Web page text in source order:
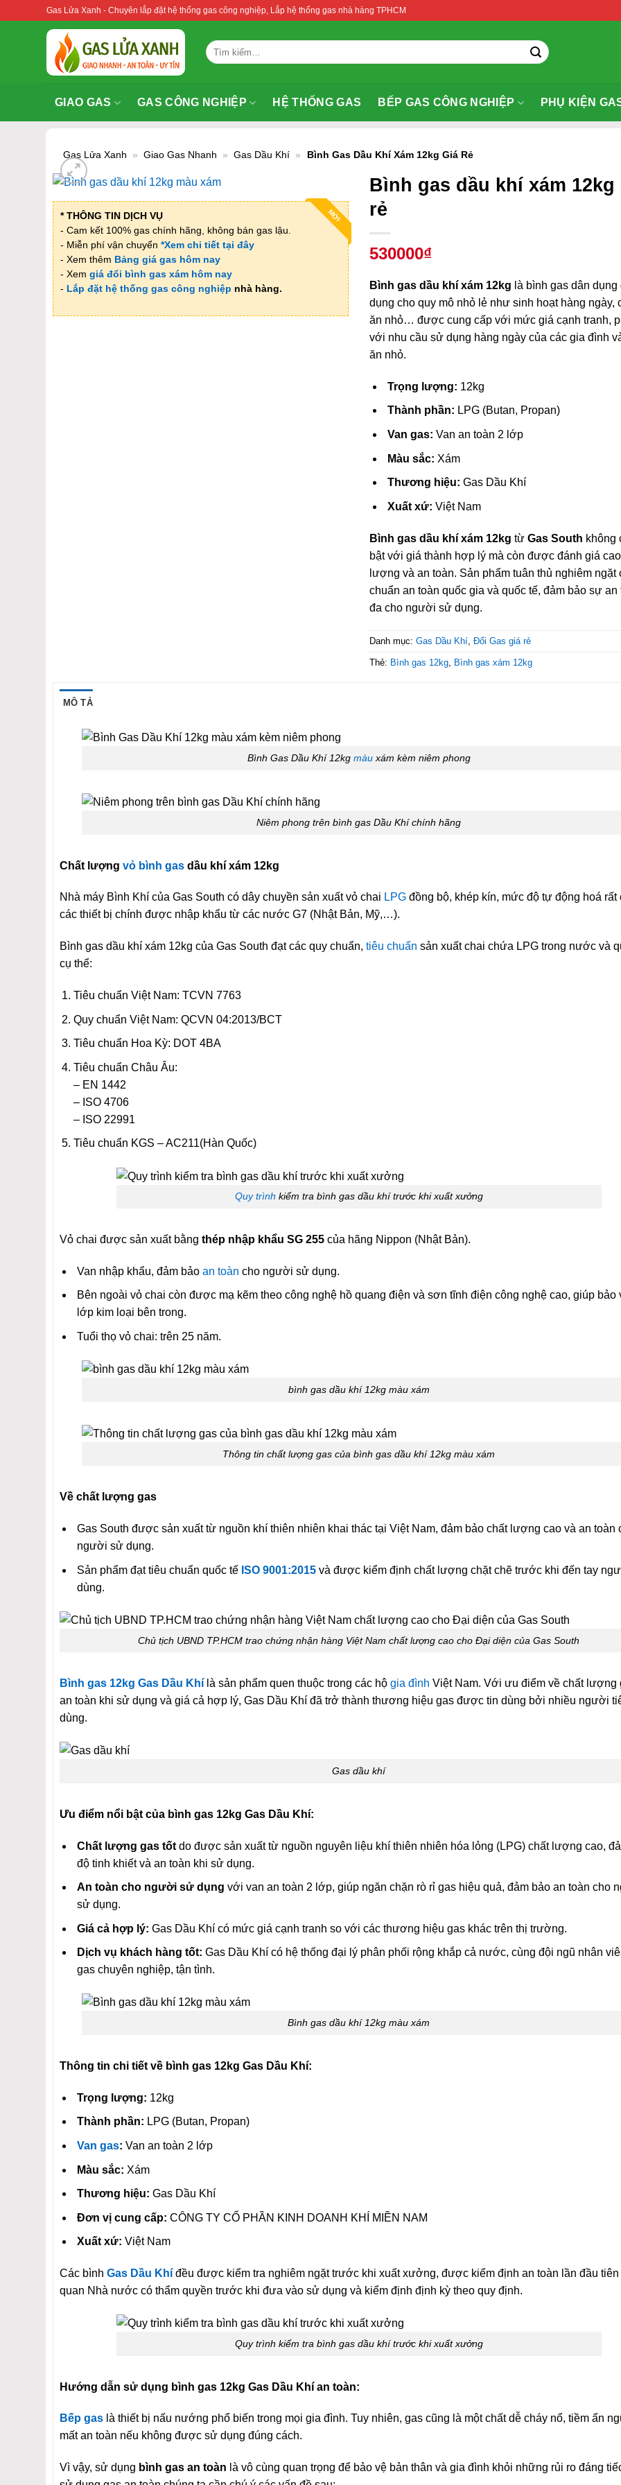
Gas Lửa Xanh - Chuyên lắp đặt hệ thống gas công nghiệp, Lắp hệ thống gas nhà hàng TPHCM
Tìm
kiếm:
GIAO GAS GAS CÔNG NGHIỆP HỆ THỐNG GAS BẾP GAS CÔNG NGHIỆP PHỤ KIỆN
Gas Lửa Xanh » Giao Gas Nhanh » Gas Dầu Khí » Bình Gas Dầu Khí Xám 12kg Giá Rẻ
MỚI
* THÔNG TIN DỊCH VỤ
- Cam kết 100% gas chính hãng, không bán gas lậu.
- Miễn phí vận chuyển *Xem chi tiết tại đây
- Xem thêm Bảng giá gas hôm nay
- Xem giá đổi bình gas xám hôm nay
- Lắp đặt hệ thống gas công nghiệp nhà hàng.
Bình gas dầu khí xám 12kg
rẻ
530000₫
Bình gas dầu khí xám 12kg là bình gas dân
dụng cho quy mô nhỏ lẻ như sinh hoạt hàng ngày,
ăn nhỏ… được cung cấp với mức giá cạnh tranh,
với nhu cầu sử dụng hàng ngày của các gia đình
ăn nhỏ.
Trọng lượng: 12kg
Thành phần: LPG (Butan, Propan)
Van gas: Van an toàn 2 lớp
Màu sắc: Xám
Thương hiệu: Gas Dầu Khí
Xuất xứ: Việt Nam
Bình gas dầu khí xám 12kg từ Gas South không
bật với giá thành hợp lý mà còn được đánh giá
lượng và an toàn. Sản phẩm tuân thủ nghiêm ngặt
chuẩn an toàn quốc gia và quốc tế, đảm bảo sự an
đa cho người sử dụng.
Danh mục: Gas Dầu Khí, Đổi Gas giá rẻ
Thẻ: Bình gas 12kg, Bình gas xám 12kg
MÔ TẢ
Bình Gas Dầu Khí 12kg màuxám kèm niêm phong
Niêm phong trên bình gas Dầu Khí chính hãng
Chất lượng vỏ bình gasdầu khí xám 12kg
Nhà máy Bình Khí của Gas South có dây chuyền sản xuất vỏ chai LPGđồng bộ, khép kín, mức độ tự động hoá rất
các thiết bị chính được nhập khẩu từ các nước G7 (Nhật Bản, Mỹ,…).
Bình gas dầu khí xám 12kg của Gas South đạt các quy chuẩn, tiêu chuẩn sản xuất chai chứa LPG trong nước và
cụ thể:
Tiêu chuẩn Việt Nam: TCVN 7763
Quy chuẩn Việt Nam: QCVN 04:2013/BCT
Tiêu chuẩn Hoa Kỳ: DOT 4BA
Tiêu chuẩn Châu Âu:
– EN 1442
– ISO 4706
– ISO 22991
Tiêu chuẩn KGS – AC211(Hàn Quốc)
Quy trình kiểm tra bình gas dầu khí trước khi xuất xưởng
Vỏ chai được sản xuất bằng thép nhập khẩu SG 255của hãng Nippon (Nhật Bản).
Van nhập khẩu, đảm bảoan toàn cho người sử dụng.
Bên ngoài vỏ chai còn được mạ kẽm theo công nghệ hồ quang điện và sơn tĩnh điện công nghệ cao, giúp bảo
lớp kim loại bên trong.
Tuổi thọ vỏ chai: trên 25 năm.
bình gas dầu khí 12kg màu xám
Thông tin chất lượng gas của bình gas dầu khí 12kg màu xám
Về chất lượng gas
Gas South được sản xuất từ nguồn khí thiên nhiên khai thác tại Việt Nam, đảm bảo chất lượng cao và an toàn
người sử dụng.
Sản phẩm đạt tiêu chuẩn quốc tế ISO 9001:2015 và được kiểm định chất lượng chặt chẽ trước khi đến tay
dùng.
Chủ tịch UBND TP.HCM trao chứng nhận hàng Việt Nam chất lượng cao cho Đại diện của Gas South
Bình gas 12kg Gas Dầu Khílà sản phẩm quen thuộc trong các hộ gia đình Việt Nam. Với ưu điểm về chất lượng
an toàn khi sử dụng và giá cả hợp lý, Gas Dầu Khí đã trở thành thương hiệu gas được tin dùng bởi nhiều người
dùng.
Gas dầu khí
Ưu điểm nổi bật của bình gas 12kg Gas Dầu Khí:
Chất lượng gas tốt do được sản xuất từ nguồn nguyên liệu khí thiên nhiên hóa lỏng (LPG) chất lượng cao,
độ tinh khiết và an toàn khi sử dụng.
An toàn cho người sử dụngvới van an toàn 2 lớp, giúp ngăn chặn rò rỉ gas hiệu quả, đảm bảo an toàn cho
sử dụng.
Giá cả hợp lý: Gas Dầu Khí có mức giá cạnh tranh so với các thương hiệu gas khác trên thị trường.
Dịch vụ khách hàng tốt: Gas Dầu Khí có hệ thống đại lý phân phối rộng khắp cả nước, cùng đội ngũ nhân
gas chuyên nghiệp, tận tình.
Bình gas dầu khí 12kg màu xám
Thông tin chi tiết về bình gas 12kg Gas Dầu Khí:
Trọng lượng: 12kg
Thành phần: LPG (Butan, Propan)
Van gas: Van an toàn 2 lớp
Màu sắc: Xám
Thương hiệu: Gas Dầu Khí
Đơn vị cung cấp: CÔNG TY CỔ PHẦN KINH DOANH KHÍ MIỀN NAM
Xuất xứ: Việt Nam
Các bình Gas Dầu Khíđều được kiểm tra nghiêm ngặt trước khi xuất xưởng, được kiểm định an toàn lần đầu
quan Nhà nước có thẩm quyền trước khi đưa vào sử dụng và kiểm định định kỳ theo quy định.
Quy trình kiểm tra bình gas dầu khí trước khi xuất xưởng
Hướng dẫn sử dụng bình gas 12kg Gas Dầu Khí an toàn:
Bếp gaslà thiết bị nấu nướng phổ biến trong mọi gia đình. Tuy nhiên, gas cũng là một chất dễ cháy nổ, tiềm ẩn
mất an toàn nếu không được sử dụng đúng cách.
Vì vậy, sử dụng bình gas an toàn là vô cùng quan trọng để bảo vệ bản thân và gia đình khỏi những rủi ro đáng